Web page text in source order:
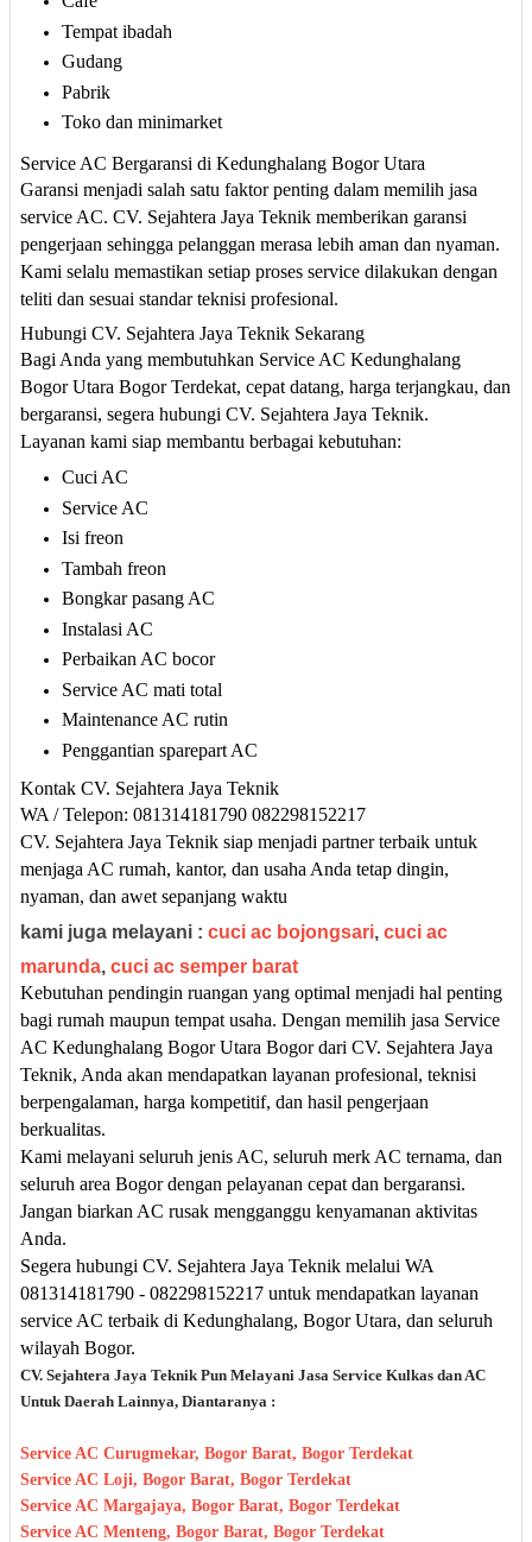
Tempat ibadah
Gudang
Pabrik
Toko dan minimarket
Service AC Bergaransi di Kedunghalang Bogor Utara
Garansi menjadi salah satu faktor penting dalam memilih jasa
service AC. CV. Sejahtera Jaya Teknik memberikan garansi
pengerjaan sehingga pelanggan merasa lebih aman dan nyaman.
Kami selalu memastikan setiap proses service dilakukan dengan
teliti dan sesuai standar teknisi profesional.
Hubungi CV. Sejahtera Jaya Teknik Sekarang
Bagi Anda yang membutuhkan Service AC Kedunghalang
Bogor Utara Bogor Terdekat, cepat datang, harga terjangkau, dan
bergaransi, segera hubungi CV. Sejahtera Jaya Teknik.
Layanan kami siap membantu berbagai kebutuhan:
Cuci AC
Service AC
Isi freon
Tambah freon
Bongkar pasang AC
Instalasi AC
Perbaikan AC bocor
Service AC mati total
Maintenance AC rutin
Penggantian sparepart AC
Kontak CV. Sejahtera Jaya Teknik
WA / Telepon: 081314181790 082298152217
CV. Sejahtera Jaya Teknik siap menjadi partner terbaik untuk
menjaga AC rumah, kantor, dan usaha Anda tetap dingin,
nyaman, dan awet sepanjang waktu
kami juga melayani : cuci ac bojongsari, cuci ac
marunda, cuci ac semper barat
Kebutuhan pendingin ruangan yang optimal menjadi hal penting
bagi rumah maupun tempat usaha. Dengan memilih jasa Service
AC Kedunghalang Bogor Utara Bogor dari CV. Sejahtera Jaya
Teknik, Anda akan mendapatkan layanan profesional, teknisi
berpengalaman, harga kompetitif, dan hasil pengerjaan
berkualitas.
Kami melayani seluruh jenis AC, seluruh merk AC ternama, dan
seluruh area Bogor dengan pelayanan cepat dan bergaransi.
Jangan biarkan AC rusak mengganggu kenyamanan aktivitas
Anda.
Segera hubungi CV. Sejahtera Jaya Teknik melalui WA
081314181790 - 082298152217 untuk mendapatkan layanan
service AC terbaik di Kedunghalang, Bogor Utara, dan seluruh
wilayah Bogor.
CV. Sejahtera Jaya Teknik Pun Melayani Jasa Service Kulkas dan AC
Untuk Daerah Lainnya, Diantaranya :
Service AC Curugmekar, Bogor Barat, Bogor Terdekat
Service AC Loji, Bogor Barat, Bogor Terdekat
Service AC Margajaya, Bogor Barat, Bogor Terdekat
Service AC Menteng, Bogor Barat, Bogor Terdekat